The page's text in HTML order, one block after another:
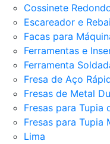
Cossinete
Escareador e
Facas para
Ferramentas e
Ferramenta
Fresa de Aço
Fresas de Metal
Fresas para Tupia
Fresas para Tupia
Lima